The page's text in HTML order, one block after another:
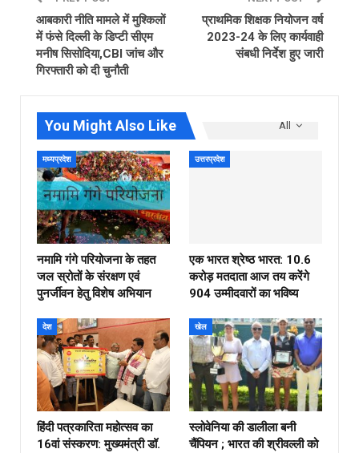
आबकारी नीति मामले में मुश्किलों
में फंसे दिल्ली के डिप्टी सीएम
मनीष सिसोदिया,CBI जांच और
गिरफ्तारी को दी चुनौती
प्राथमिक शिक्षक नियोजन वर्ष
2023-24 के लिए कार्यवाही
संबधी निर्देश हुए जारी
All
You Might Also Like
मध्यप्रदेश
नमामि गंगे परियोजना के तहत
जल स्रोतों के संरक्षण एवं
पुनर्जीवन हेतु विशेष अभियान
उत्तरप्रदेश
एक भारत श्रेष्ठ भारत: 10.6
करोड़ मतदाता आज तय करेंगे
904 उम्मीदवारों का भविष्य
देश
हिंदी पत्रकारिता महोत्सव का
16वां संस्करण: मुख्यमंत्री डॉ.
खेल
स्लोवेनिया की डालीला बनी
चैंपियन ; भारत की श्रीवल्ली को